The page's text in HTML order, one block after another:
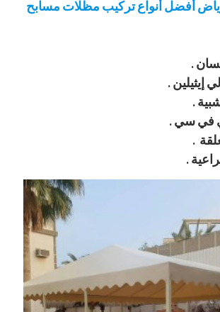
أفضل أنواع تركيب مظلات مسابح
.
إيثيلين .
.
في سي .
.
.